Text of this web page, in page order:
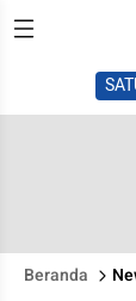
Beranda